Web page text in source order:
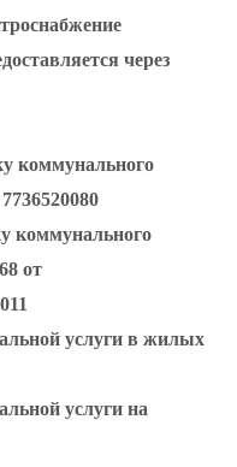
через
коммунального
коммунального
от
услуги в жилых
услуги на